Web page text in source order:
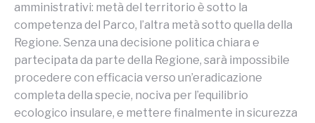
amministrativi: metà del territorio è sotto la
competenza del Parco, l’altra metà sotto quella della
Regione. Senza una decisione politica chiara e
partecipata da parte della Regione, sarà impossibile
procedere con efficacia verso un’eradicazione
completa della specie, nociva per l’equilibrio
ecologico insulare, e mettere finalmente in sicurezza